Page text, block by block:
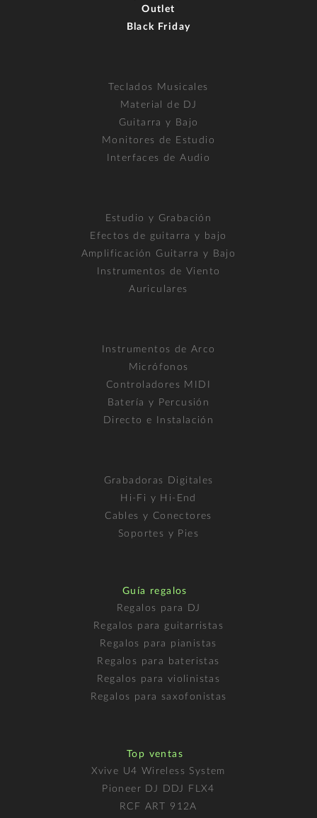
Outlet
Black Friday
Teclados Musicales
Material de DJ
Guitarra y Bajo
Monitores de Estudio
Interfaces de Audio
Estudio y Grabación
Efectos de guitarra y bajo
Amplificación Guitarra y Bajo
Instrumentos de Viento
Auriculares
Instrumentos de Arco
Micrófonos
Controladores MIDI
Batería y Percusión
Directo e Instalación
Grabadoras Digitales
Hi-Fi y Hi-End
Cables y Conectores
Soportes y Pies
Guía regalos
Regalos para DJ
Regalos para guitarristas
Regalos para pianistas
Regalos para bateristas
Regalos para violinistas
Regalos para saxofonistas
Top ventas
Xvive U4 Wireless System
Pioneer DJ DDJ FLX4
RCF ART 912A